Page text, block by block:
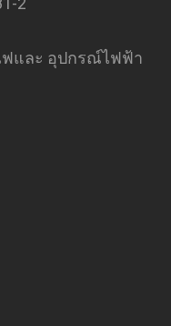
ฟและ อุปกรณ์ไฟฟ้า